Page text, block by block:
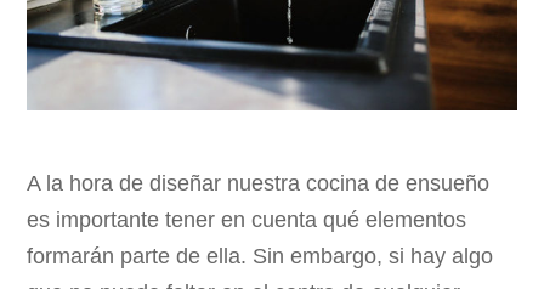
A la hora de diseñar nuestra cocina de ensueño
es importante tener en cuenta qué elementos
formarán parte de ella. Sin embargo, si hay algo